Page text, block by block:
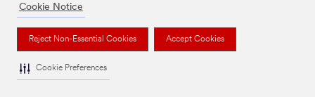
Cookie Notice
Reject Non-Essential Cookies Accept Cookies
Cookie Preferences